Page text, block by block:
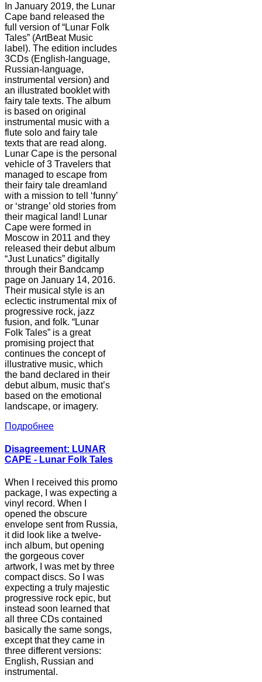
In January 2019, the Lunar
Cape band released the
full version of “Lunar Folk
Tales” (ArtBeat Music
label). The edition includes
3CDs (English-language,
Russian-language,
instrumental version) and
an illustrated booklet with
fairy tale texts. The album
is based on original
instrumental music with a
flute solo and fairy tale
texts that are read along.
Lunar Cape is the personal
vehicle of 3 Travelers that
managed to escape from
their fairy tale dreamland
with a mission to tell ‘funny’
or ‘strange’ old stories from
their magical land! Lunar
Cape were formed in
Moscow in 2011 and they
released their debut album
“Just Lunatics” digitally
through their Bandcamp
page on January 14, 2016.
Their musical style is an
eclectic instrumental mix of
progressive rock, jazz
fusion, and folk. “Lunar
Folk Tales” is a great
promising project that
continues the concept of
illustrative music, which
the band declared in their
debut album, music that’s
based on the emotional
landscape, or imagery.
Подробнее
Disagreement: LUNAR
CAPE - Lunar Folk Tales
When I received this promo
package, I was expecting a
vinyl record. When I
opened the obscure
envelope sent from Russia,
it did look like a twelve-
inch album, but opening
the gorgeous cover
artwork, I was met by three
compact discs. So I was
expecting a truly majestic
progressive rock epic, but
instead soon learned that
all three CDs contained
basically the same songs,
except that they came in
three different versions:
English, Russian and
instrumental.